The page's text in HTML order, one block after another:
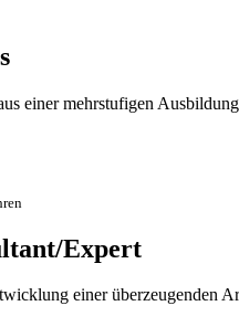
einer mehrstufigen
Expert
einer überzeugenden